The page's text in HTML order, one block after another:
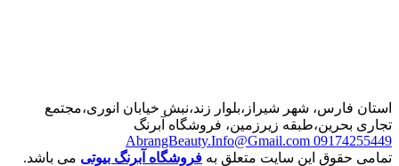
شهر شیراز،بلوار زند،نبش خیابان انوری،مجتمع
زیرزمین، فروشگاه آبرنگ
AbrangBeauty.Info@Gmail.com
این سایت متعلق به فروشگاه آبرنگ بیوتی می باشد.